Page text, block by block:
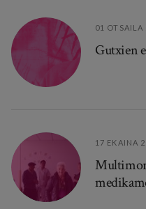
01 OTSAILA
Gutxien
17 EKAINA